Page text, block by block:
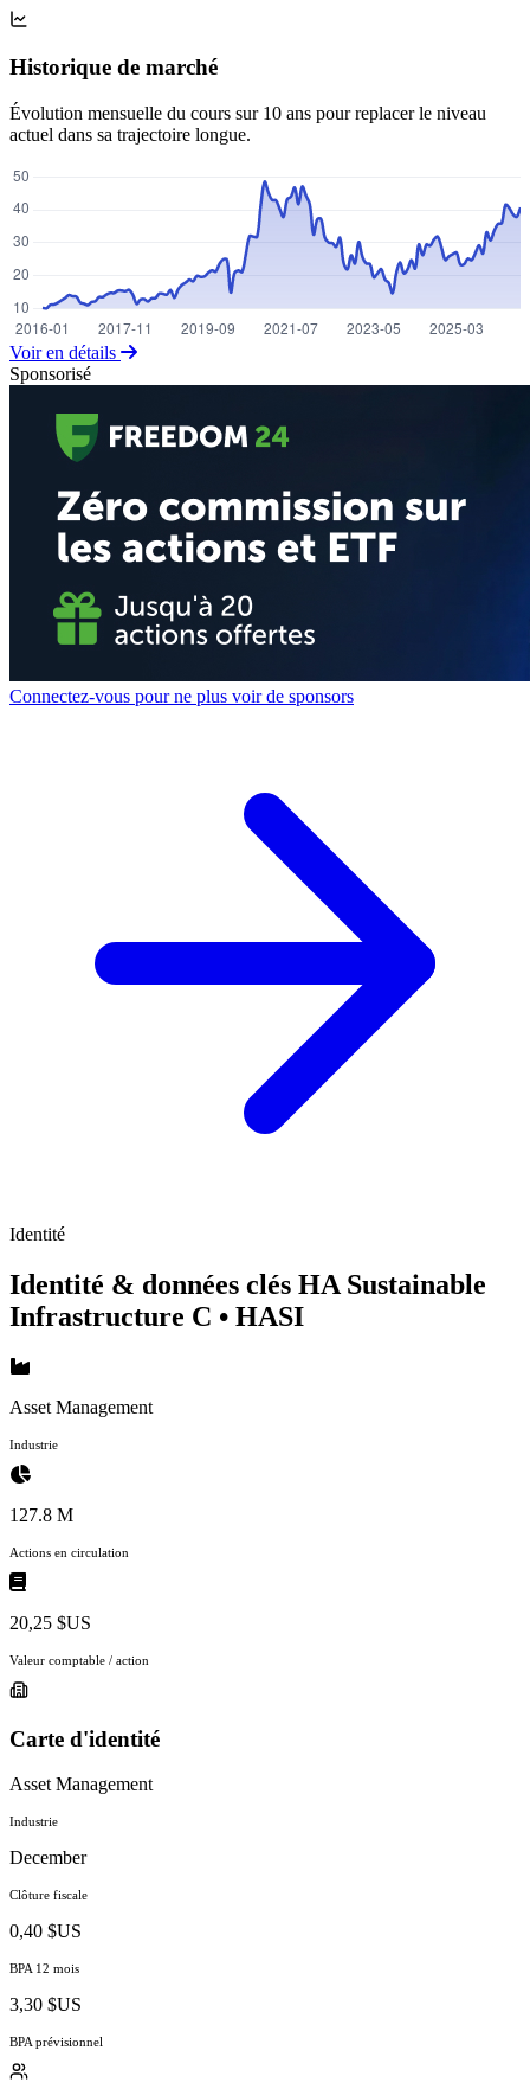
Historique de marché
Évolution mensuelle du cours sur 10 ans pour replacer le niveau
actuel dans sa trajectoire longue.
Voir en détails
Sponsorisé
Connectez-vous pour ne plus voir de sponsors
Identité
Identité & données clés HA Sustainable
Infrastructure C • HASI
Asset Management
Industrie
127.8 M
Actions en circulation
20,25 $US
Valeur comptable / action
Carte d'identité
Asset Management
Industrie
December
Clôture fiscale
0,40 $US
BPA 12 mois
3,30 $US
BPA prévisionnel